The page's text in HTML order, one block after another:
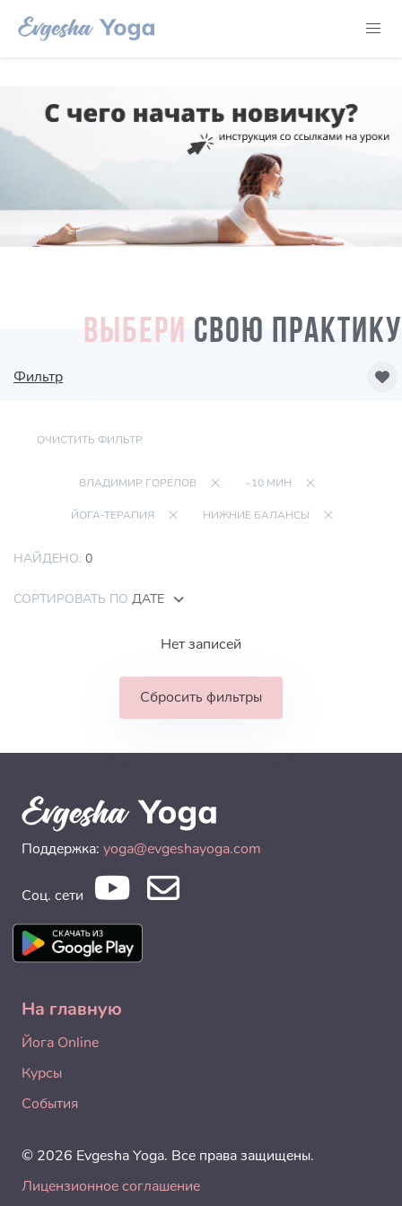
ВЫБЕРИ СВОЮ ПРАКТИКУ
Фильтр
ОЧИСТИТЬ ФИЛЬТР
ВЛАДИМИР ГОРЕЛОВ ~10 МИН
ЙОГА-ТЕРАПИЯ НИЖНИЕ БАЛАНСЫ
НАЙДЕНО: 0
СОРТИРОВАТЬ ПО ДАТЕ
Нет записей
Сбросить фильтры
Поддержка: yoga@evgeshayoga.com
Соц. сети
На главную
Йога Online
Курсы
События
© 2026 Evgesha Yoga. Все права защищены.
Лицензионное соглашение